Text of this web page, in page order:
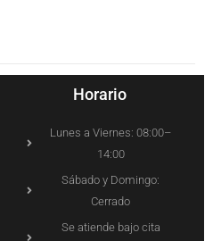
Horario
Lunes a Viernes: 08:00–
14:00
Sábado y Domingo:
Cerrado
Se atiende bajo cita